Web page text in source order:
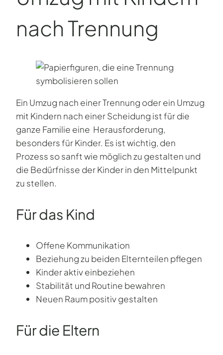
nach Trennung
Ein Umzug nach einer Trennung oder ein Umzug
mit Kindern nach einer Scheidung ist für die
ganze Familie eine Herausforderung,
besonders für Kinder. Es ist wichtig, den
Prozess so sanft wie möglich zu gestalten und
die Bedürfnisse der Kinder in den Mittelpunkt
zu stellen.
Für das Kind
Offene Kommunikation
Beziehung zu beiden Elternteilen pflegen
Kinder aktiv einbeziehen
Stabilität und Routine bewahren
Neuen Raum positiv gestalten
Für die Eltern